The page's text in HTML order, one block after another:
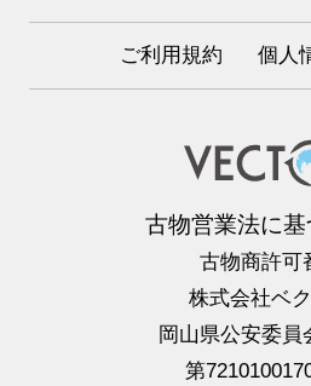
ご利用規約 個人
古物営業法に
古物商許可
株式会社ベ
岡山県公安委員
第